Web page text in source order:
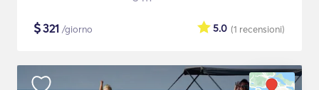
$321 /giorno (1 recensioni)
5.0